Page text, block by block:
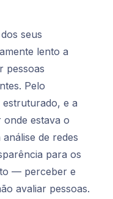
seus
lento a
pessoas
Pelo
e a
estava o
de redes
para os
— perceber e
avaliar pessoas.